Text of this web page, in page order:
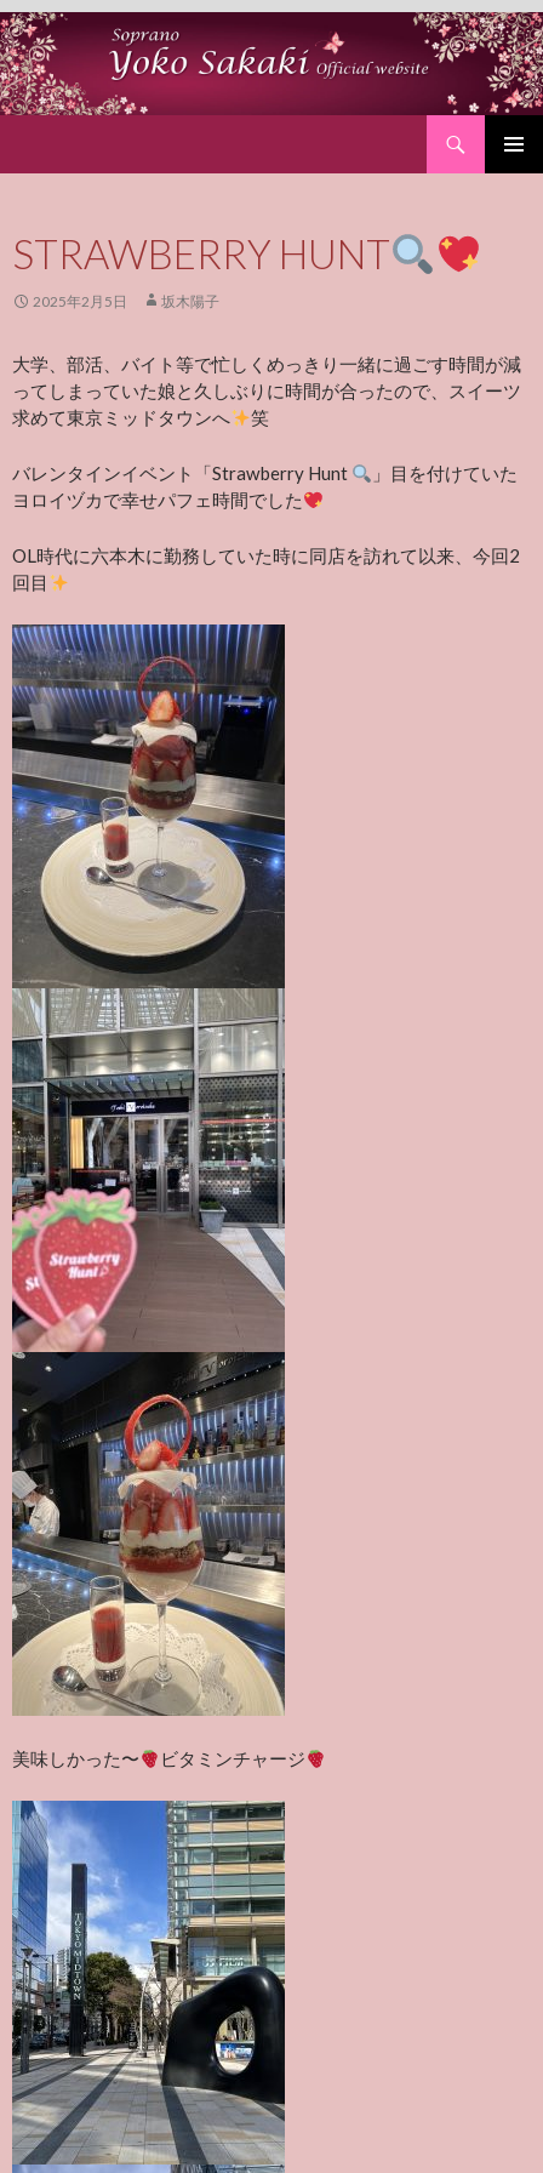
STRAWBERRY HUNT
2025年2月5日 坂木陽子
大学、部活、バイト等で忙しくめっきり一緒に過ごす時間が減
ってしまっていた娘と久しぶりに時間が合ったので、スイーツ
求めて東京ミッドタウンへ
笑
バレンタインイベント「Strawberry Hunt
」目を付けていた
ヨロイヅカで幸せパフェ時間でした
OL時代に六本木に勤務していた時に同店を訪れて以来、今回2
回目
美味しかった〜 ビタミンチャージ